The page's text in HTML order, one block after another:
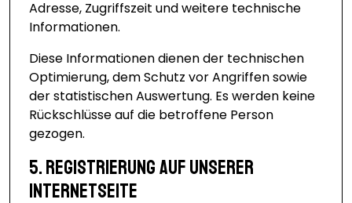
Adresse, Zugriffszeit und weitere technische
Informationen.
Diese Informationen dienen der technischen
Optimierung, dem Schutz vor Angriffen sowie
der statistischen Auswertung. Es werden keine
Rückschlüsse auf die betroffene Person
gezogen.
5. Registrierung auf unserer
Internetseite